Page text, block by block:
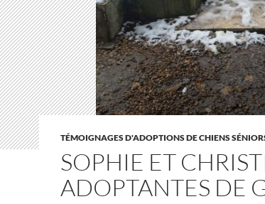
TÉMOIGNAGES D'ADOPTIONS DE CHIENS
SOPHIE ET
ADOPTANTES DE